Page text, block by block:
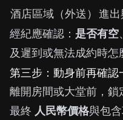
酒店區域（外送） 進出
經紀應確認： 是否有空、
及遲到或無法成約時怎
第三步：動身前再確認
離開房間或大堂前，鎖
最終 人民幣價格與包